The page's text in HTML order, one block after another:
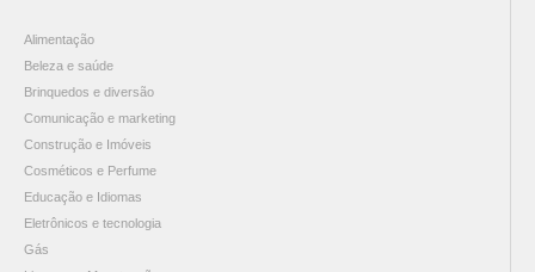
Alimentação
Beleza e saúde
Brinquedos e diversão
Comunicação e marketing
Construção e Imóveis
Cosméticos e Perfume
Educação e Idiomas
Eletrônicos e tecnologia
Gás